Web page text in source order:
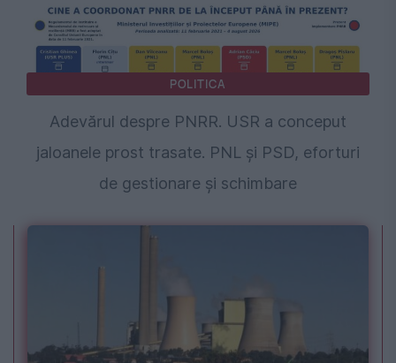
POLITICA
Adevărul despre PNRR. USR a conceput
jaloanele prost trasate. PNL și PSD, eforturi
de gestionare și schimbare